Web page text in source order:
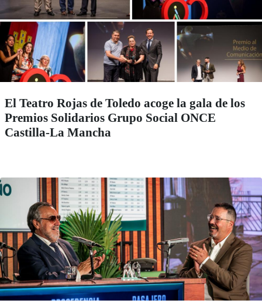
El Teatro Rojas de Toledo acoge la gala de los
Premios Solidarios Grupo Social ONCE
Castilla-La Mancha